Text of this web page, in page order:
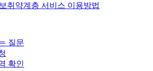
취약계층 서비스 이용방법
질문
확인